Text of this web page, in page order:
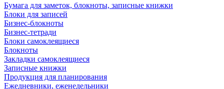
Бумага для заметок, блокноты, записные книжки
Блоки для записей
Бизнес-блокноты
Бизнес-тетради
Блоки самоклеящиеся
Блокноты
Закладки самоклеящиеся
Записные книжки
Продукция для планирования
Ежедневники, еженедельники